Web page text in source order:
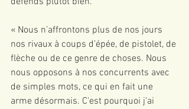
« Nous n’affrontons plus de nos jours
nos rivaux à coups d’épée, de pistolet, de
flèche ou de ce genre de choses. Nous
nous opposons à nos concurrents avec
de simples mots, ce qui en fait une
arme désormais. C'est pourquoi j'ai